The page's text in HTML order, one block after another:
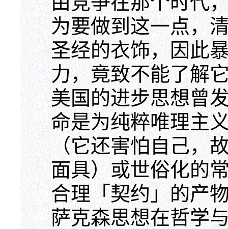
为要做到这一点，
圣经的衣饰，因此
力，竟致不能了解
美国的进步思想曾
命是为纯粹唯理主
（它还害怕自己，
面具）或世俗化的
合理「契约」的产
萨克森思想在哲学